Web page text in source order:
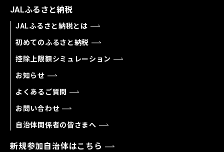
JALふるさと納税
JALふるさと納税とは
初めてのふるさと納税
控除上限額シミュレーション
お知らせ
よくあるご質問
お問い合わせ
自治体関係者の皆さまへ
新規参加自治体はこちら